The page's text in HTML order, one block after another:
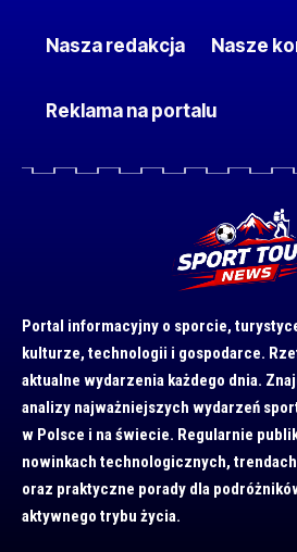
Nasza redakcja Nasze
Reklama na portalu
Portal informacyjny o sporcie,
kulturze, technologii i gospodarce.
aktualne wydarzenia każdego dnia.
analizy najważniejszych wydarzeń
w Polsce i na świecie. Regularnie
nowinkach technologicznych,
oraz praktyczne porady dla
aktywnego trybu życia.